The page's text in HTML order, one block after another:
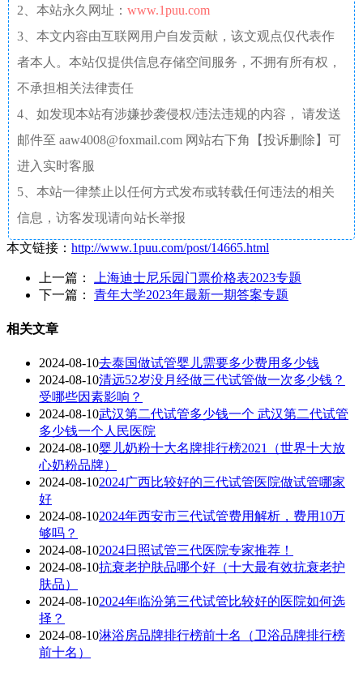
2、本站永久网址： www.1puu.com
3、本文内容由互联网用户自发贡献，该文观点仅代表作
者本人。本站仅提供信息存储空间服务，不拥有所有权，
不承担相关法律责任
4、如发现本站有涉嫌抄袭侵权/违法违规的内容， 请发送
邮件至 aaw4008@foxmail.com 网站右下角【投诉删除】可
进入实时客服
5、本站一律禁止以任何方式发布或转载任何违法的相关
信息，访客发现请向站长举报
本文链接： http://www.1puu.com/post/14665.html
上一篇：
上海迪士尼乐园门票价格表2023专题
下一篇： 青年大学2023年最新一期答案专题
相关文章
2024-08-10去泰国做试管婴儿需要多少费用多少钱
2024-08-10清远52岁没月经做三代试管做一次多少钱？
受哪些因素影响？
2024-08-10武汉第二代试管多少钱一个 武汉第二代试管
多少钱一个人民医院
2024-08-10婴儿奶粉十大名牌排行榜2021（世界十大放
心奶粉品牌）
2024-08-102024广西比较好的三代试管医院做试管哪家
好
2024-08-102024年西安市三代试管费用解析，费用10万
够吗？
2024-08-102024日照试管三代医院专家推荐！
2024-08-10抗衰老护肤品哪个好（十大最有效抗衰老护
肤品）
2024-08-102024年临汾第三代试管比较好的医院如何选
择？
2024-08-10淋浴房品牌排行榜前十名（卫浴品牌排行榜
前十名）